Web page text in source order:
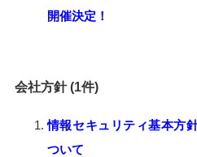
開催決定！
会社方針 (1件)
情報セキュリティ基本方
ついて